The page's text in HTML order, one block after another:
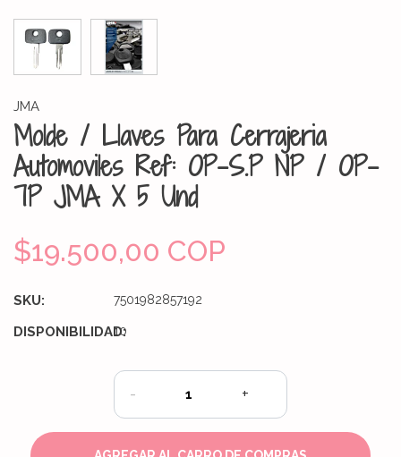
JMA
Molde / Llaves Para Cerrajeria
Automoviles Ref: OP-S.P NP / OP-
7P JMA X 5 Und
$19.500,00 COP
SKU: 7501982857192
DISPONIBILIDAD:
10
- +